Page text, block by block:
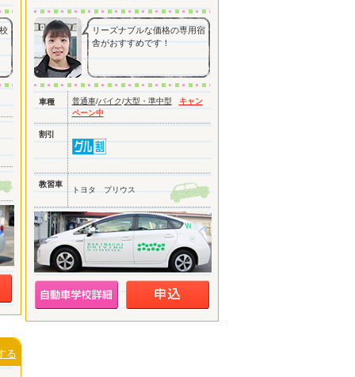
リーズナブルな価格の専用宿
舎がおすすめです！
車種 普通車/バイク/大型・準中型
キャン
ペーン中
割引
教習車
トヨタ プリウス
る